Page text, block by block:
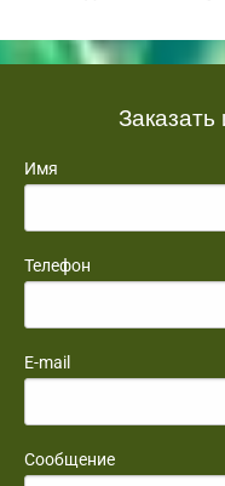
Имя
Телефон
E-mail
Сообщение